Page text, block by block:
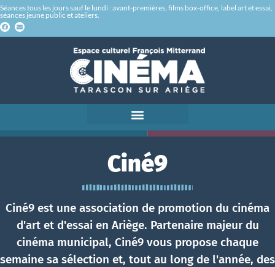
Séances tous les jours sauf le lundi : avant-premières, films box-office, label art et essai,
séances jeune public et ateliers.
Ciné9
Ciné9 est une association de promotion du cinéma
d'art et d'essai en Ariège. Partenaire majeur du
cinéma municipal, Ciné9 vous propose chaque
semaine sa sélection et, tout au long de l'année, des